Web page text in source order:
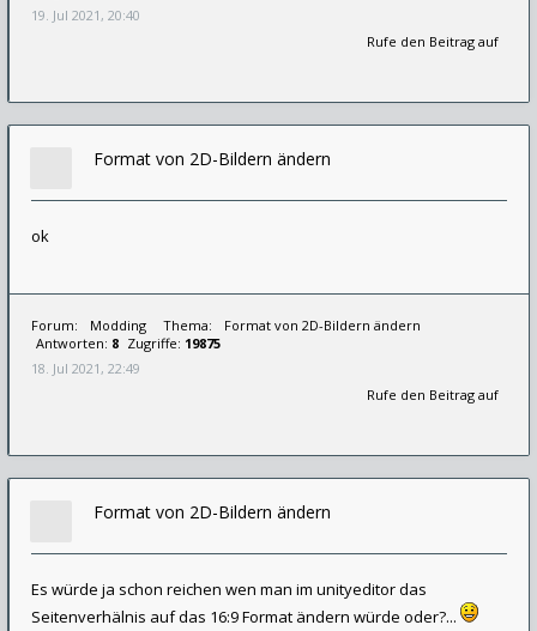
19. Jul 2021, 20:40
Rufe den Beitrag auf
Format von 2D-Bildern ändern
ok
Forum: Modding Thema:
Format von 2D-Bildern ändern
Antworten: 8 Zugriffe: 19875
18. Jul 2021, 22:49
Rufe den Beitrag auf
Format von 2D-Bildern ändern
Es würde ja schon reichen wen man im unityeditor das
Seitenverhälnis auf das 16:9 Format ändern würde oder?...